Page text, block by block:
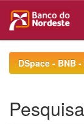
navigationDSpace - BNB